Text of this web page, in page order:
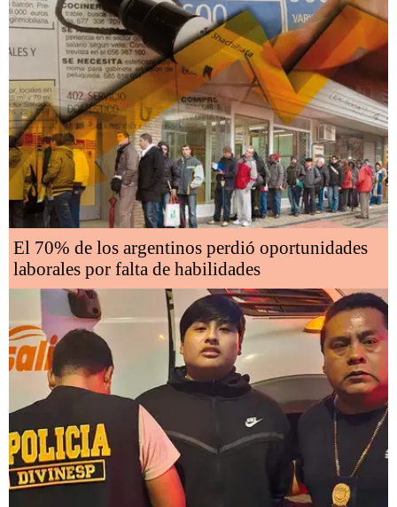
El 70% de los argentinos perdió oportunidades
laborales por falta de habilidades